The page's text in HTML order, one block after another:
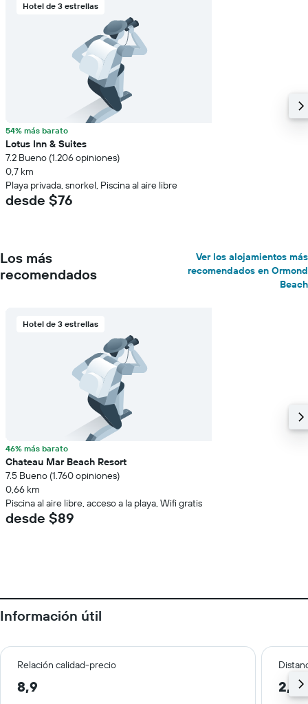
Hotel de 3 estrellas
54% más barato
Lotus Inn & Suites
7.2 Bueno (1.206 opiniones)
0,7 km
Playa privada, snorkel, Piscina al aire libre
desde $76
Los más
recomendados
Ver los alojamientos más
recomendados en Ormond
Beach
Hotel de 3 estrellas
46% más barato
Chateau Mar Beach Resort
7.5 Bueno (1.760 opiniones)
0,66 km
Piscina al aire libre, acceso a la playa, Wifi gratis
desde $89
Información útil
Relación calidad-precio
8,9 2,8